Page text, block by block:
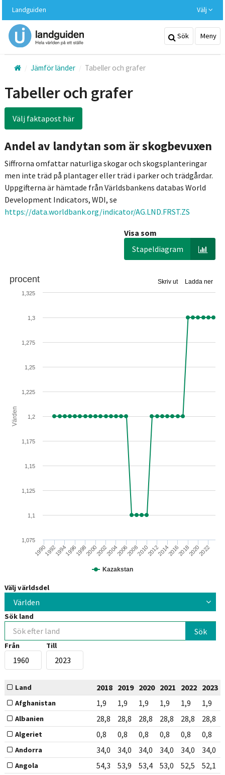
huvudinnehållet
Landguiden Välj
Sök Meny
Jämför länder Tabeller och grafer
Tabeller och grafer
Välj faktapost här
Andel av landytan som är skogbevuxen
Siffrorna omfattar naturliga skogar och skogsplanteringar
men inte träd på plantager eller träd i parker och trädgårdar.
Uppgifterna är hämtade från Världsbankens databas World
Development Indicators, WDI, se
https://data.worldbank.org/indicator/AG.LND.FRST.ZS
Visa som
Stapeldiagram
Ladda ner
Skriv ut
Värden
procent
Kazakstan
19901992199419961998200020022004200620082010201220142016201820202022
1,075
1,1
1,125
1,15
1,175
1,2
1,225
1,25
1,275
1,3
1,325
Välj världsdel
Världen
Sök land
Från Till
Land 2018 2019 2020 2021 2022 2023
Afghanistan 1,9 1,9 1,9 1,9 1,9 1,9
Albanien 28,8 28,8 28,8 28,8 28,8 28,8
Algeriet 0,8 0,8 0,8 0,8 0,8 0,8
Andorra 34,0 34,0 34,0 34,0 34,0 34,0
Angola 54,3 53,9 53,4 53,0 52,5 52,1